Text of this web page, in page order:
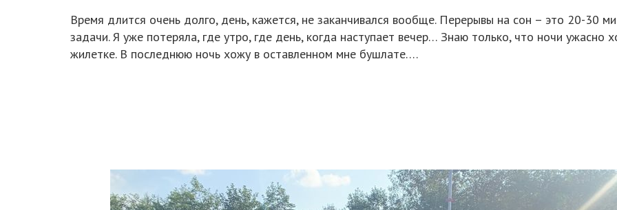
Время длится очень долго, день, кажется, не заканчивался вообще. Перерывы на сон – это 20-30
задачи. Я уже потеряла, где утро, где день, когда наступает вечер… Знаю только, что ночи ужасно
жилетке. В последнюю ночь хожу в оставленном мне бушлате….